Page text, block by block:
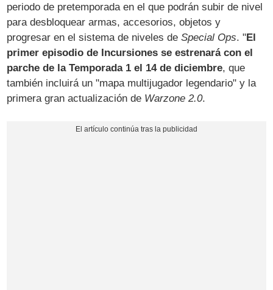
periodo de pretemporada en el que podrán subir de nivel
para desbloquear armas, accesorios, objetos y
progresar en el sistema de niveles deSpecial Ops. "El
primer episodio de Incursiones se estrenará con el
parche de la Temporada 1 el 14 de diciembre, que
también incluirá un "mapa multijugador legendario" y la
primera gran actualización de Warzone 2.0.